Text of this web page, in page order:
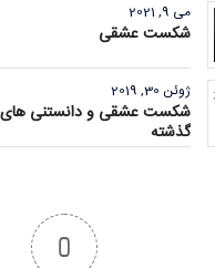
می 9, 2021
شکست عشقی
ژوئن 30, 2019
شکست عشقی و دانستنی های
گذشته
0